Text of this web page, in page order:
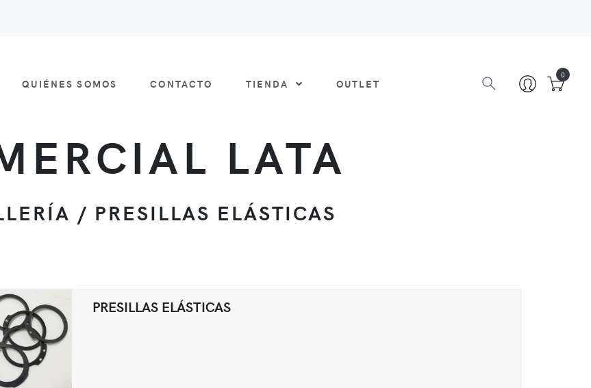
QUIÉNES SOMOS CONTACTO TIENDA OUTLET
0
LATA
/ PRESILLAS ELÁSTICAS
PRESILLAS ELÁSTICAS